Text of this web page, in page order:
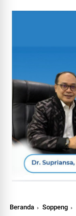
Beranda Soppeng